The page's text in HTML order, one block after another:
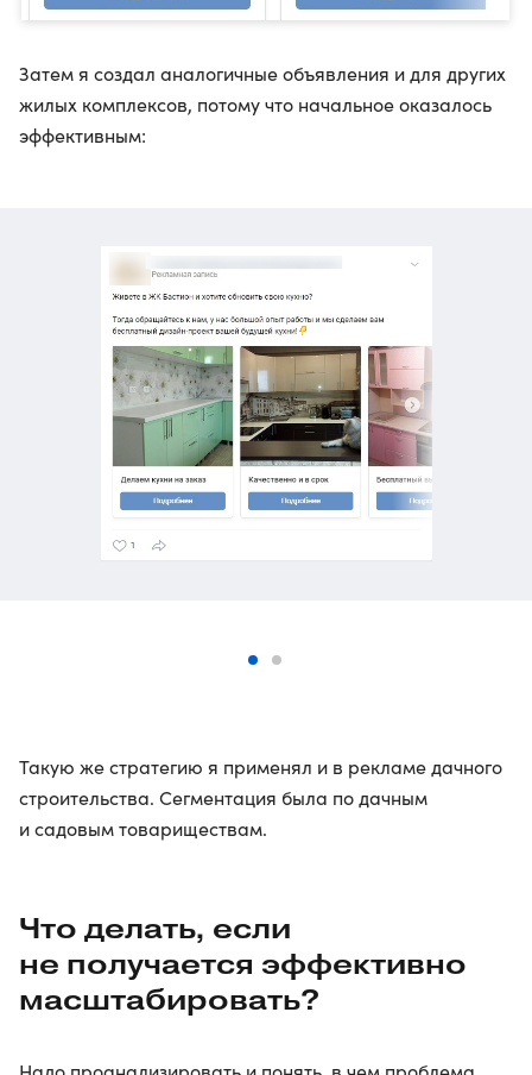
Затем я создал аналогичные объявления и для других
жилых комплексов, потому что начальное оказалось
эффективным:
Такую же стратегию я применял и в рекламе дачного
строительства. Сегментация была по дачным
и садовым товариществам.
Что делать, если
не получается эффективно
масштабировать?